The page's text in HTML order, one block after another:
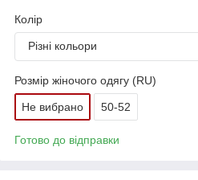
Колір
Різні кольори
Розмір жіночого одягу (RU)
Не вибрано 50-52
Готово до відправки